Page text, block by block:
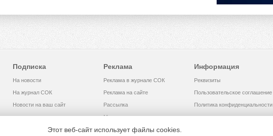
Подписка
На новости
На журнал СОК
Новости на ваш сайт
Реклама
Реклама в журнале СОК
Реклама на сайте
Рассылка
Медиакит
Информация
Реквизиты
Пользовательское соглашение
Политика конфиденциальности
Этот веб-сайт использует файлы cookies.